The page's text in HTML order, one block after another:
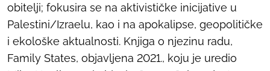
obitelji; fokusira se na aktivističke inicijative u
Palestini/Izraelu, kao i na apokalipse, geopolitičke
i ekološke aktualnosti. Knjiga o njezinu radu,
Family States, objavljena 2021., koju je uredio